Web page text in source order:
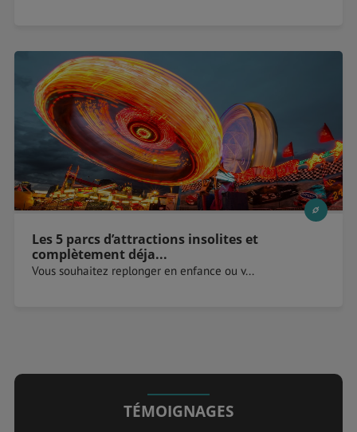
Les 5 parcs d’attractions insolites et
complètement déja...
Vous souhaitez replonger en enfance ou v...
TÉMOIGNAGES